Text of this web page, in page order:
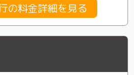
の料金詳細を見る